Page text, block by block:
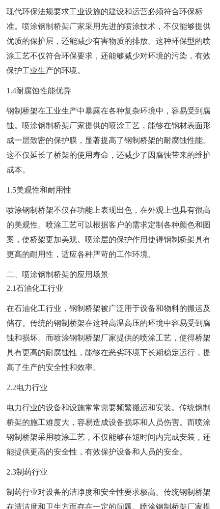
现代环保法规要求工业设施的建设和运营必须符合环保标
准。 喷涂钢制桥架厂家采用先进的喷涂技术，不仅能够提供
优质的保护层，还能减少有害物质的排放。这种环保型的喷
涂工艺不仅符合环保要求，还能够减少对环境的污染，有效
保护工业生产的环境。
1.4耐腐蚀性能优异
钢制桥架在工业生产中暴露在各种复杂环境中，容易受到腐
蚀。喷涂钢制桥架厂家提供的喷涂工艺，能够在钢材表面形
成一层致密的保护膜，显著提高了钢制桥架的耐腐蚀性能。
这不仅延长了桥架的使用寿命，还减少了因腐蚀带来的维护
成本。
1.5美观性和耐用性
喷涂钢制桥架不仅在功能上表现出色，在外观上也具有很高
的美观性。喷涂工艺可以根据客户的需求定制各种颜色和图
案，使桥架更加美观。喷涂层的保护作用使得钢制桥架具有
更高的耐用性，适应各种严苛的工作环境。
二、喷涂钢制桥架的应用场景
2.1石油化工行业
在石油化工行业，钢制桥架被广泛用于设备和物料的搬运及
储存。传统的钢制桥架在这种高温高压的环境中容易受到腐
蚀和损坏。而喷涂钢制桥架厂家提供的喷涂工艺，使得桥架
具有更高的耐腐蚀性，能够在恶劣环境下长期稳定运行，提
高了生产的安全性和效率。
2.2电力行业
电力行业的设备和设施常常需要频繁搬运和安装。传统钢制
桥架的施工难度大，容易造成设备损坏和人员伤害。而喷涂
钢制桥架采用喷涂工艺，不仅能够在短时间内完成安装，还
能提供更高的安全性，有效保护设备和人员的安全。
2.3制药行业
制药行业对设备的洁净度和安全性要求极高。传统钢制桥架
在清洁度和卫生方面存在一定的问题。喷涂钢制桥架厂家提